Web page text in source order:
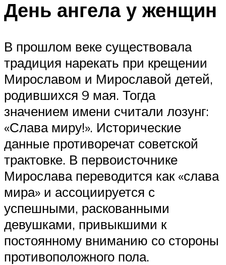
День ангела у женщин
В прошлом веке существовала
традиция нарекать при крещении
Мирославом и Мирославой детей,
родившихся 9 мая. Тогда
значением имени считали лозунг:
«Слава миру!». Исторические
данные противоречат советской
трактовке. В первоисточнике
Мирослава переводится как «слава
мира» и ассоциируется с
успешными, раскованными
девушками, привыкшими к
постоянному вниманию со стороны
противоположного пола.